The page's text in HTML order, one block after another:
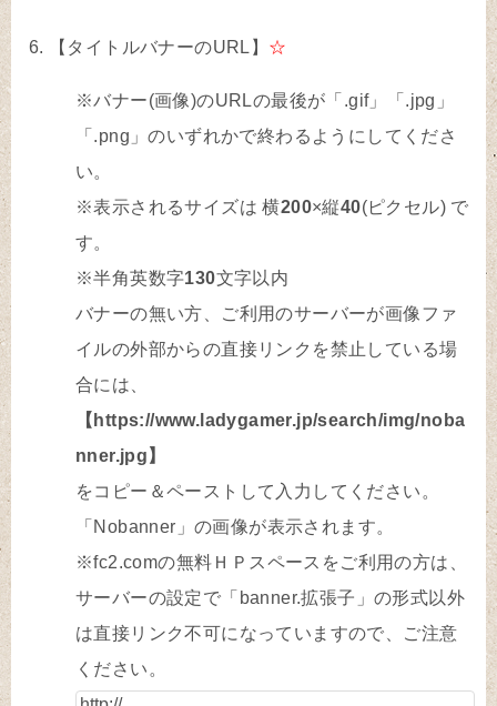
【タイトルバナーのURL】 ☆
※バナー(画像)のURLの最後が「.gif」「.jpg」
「.png」のいずれかで終わるようにしてくださ
い。
※表示されるサイズは 横200×縦40(ピクセル) で
す。
※半角英数字130文字以内
バナーの無い方、ご利用のサーバーが画像ファ
イルの外部からの直接リンクを禁止している場
合には、
【https://www.ladygamer.jp/search/img/noba
nner.jpg】
をコピー＆ペーストして入力してください。
「Nobanner」の画像が表示されます。
※fc2.comの無料ＨＰスペースをご利用の方は、
サーバーの設定で「banner.拡張子」の形式以外
は直接リンク不可になっていますので、ご注意
ください。